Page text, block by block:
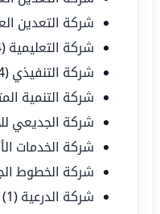
شركة التعدين
شركة التعليمية (4)
شركة التنفيذي (4)
شركة التنمية
شركة الجديعي
شركة الخدمات
شركة الخطوط
شركة الدرعية (1)